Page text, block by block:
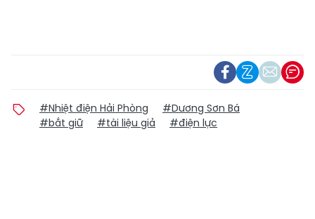
#Nhiệt điện Hải Phòng
#Dương Sơn Bá
#bắt giữ
#tài liệu giả #điện lực